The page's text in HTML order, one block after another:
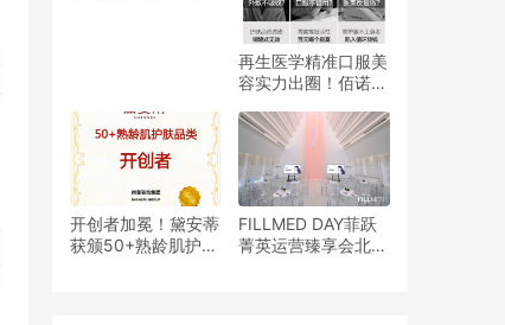
再生医学精准口服美
容实力出圈！佰诺兮
成为爆款
开创者加冕！黛安蒂
获颁50+熟龄肌护肤
FILLMED DAY菲跃
菁英运营臻享会北京